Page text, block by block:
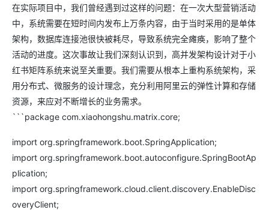
在实际项目中，我们曾经遇到过这样的问题：在一次大型营销活动
中，系统需要在短时间内发布上万条内容，由于当时采用的是单体
架构，数据库连接池很快被耗尽，导致系统完全瘫痪，影响了整个
活动的进度。这次事故让我们深刻认识到，高并发架构设计对于小
红书矩阵系统来说至关重要。我们需要从根本上重构系统架构，采
用分布式、微服务的设计理念，充分利用阿里云的弹性计算和存储
资源，来应对不断增长的业务需求。
```package com.xiaohongshu.matrix.core;
import org.springframework.boot.SpringApplication;
import org.springframework.boot.autoconfigure.SpringBootAp
plication;
import org.springframework.cloud.client.discovery.EnableDisc
overyClient;